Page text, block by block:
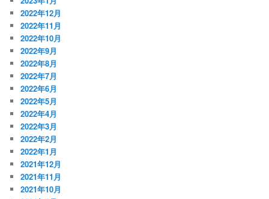
2022年12月
2022年11月
2022年10月
2022年9月
2022年8月
2022年7月
2022年6月
2022年5月
2022年4月
2022年3月
2022年2月
2022年1月
2021年12月
2021年11月
2021年10月